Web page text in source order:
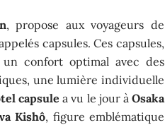
, propose aux voyageurs de
capsules. Ces capsules,
confort optimal avec des
une lumière individuelle
capsule a vu le jour à Osaka
Kishô, figure emblématique